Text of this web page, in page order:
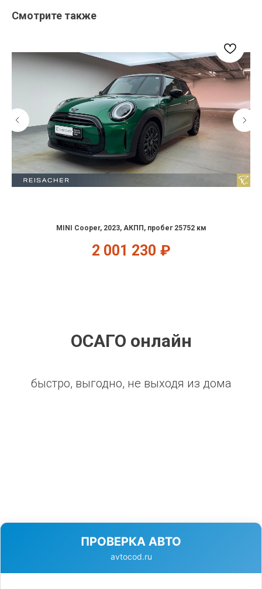
Смотрите также
MINI Cooper, 2023, АКПП, пробег 25752 км
2 001 230 ₽
ОСАГО онлайн
быстро, выгодно, не выходя из дома
ПРОВЕРКА АВТО
avtocod.ru